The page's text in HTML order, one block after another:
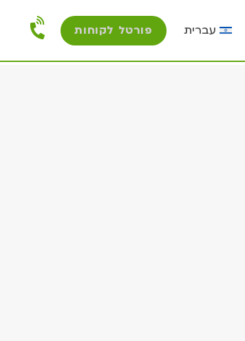
עברית פורטל לקוחות